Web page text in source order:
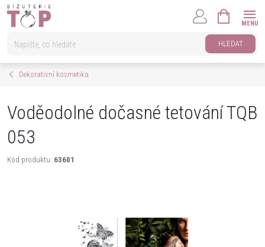
Přejít
HLEDAT
KOŠÍK
Dekorativní kosmetika
Voděodolné dočasné tetování TQB
053
Kód produktu: 63601